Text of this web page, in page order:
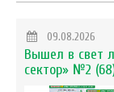
09.08.2026
Вышел в свет
сектор» №2